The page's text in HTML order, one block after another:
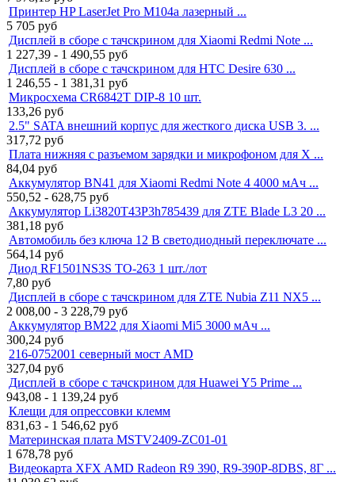
Принтер HP LaserJet Pro M104a лазерный ...
5 705 руб
Дисплей в сборе с тачскрином для Xiaomi Redmi Note ...
1 227,39 - 1 490,55 руб
Дисплей в сборе с тачскрином для HTC Desire 630 ...
1 246,55 - 1 381,31 руб
Микросхема CR6842T DIP-8 10 шт.
133,26 руб
2.5" SATA внешний корпус для жесткого диска USB 3. ...
317,72 руб
Плата нижняя с разъемом зарядки и микрофоном для X ...
84,04 руб
Аккумулятор BN41 для Xiaomi Redmi Note 4 4000 мАч ...
550,52 - 628,75 руб
Аккумулятор Li3820T43P3h785439 для ZTE Blade L3 20 ...
381,18 руб
Автомобиль без ключа 12 В светодиодный переключате ...
564,14 руб
Диод RF1501NS3S TO-263 1 шт./лот
7,80 руб
Дисплей в сборе с тачскрином для ZTE Nubia Z11 NX5 ...
2 008,00 - 3 228,79 руб
Аккумулятор BM22 для Xiaomi Mi5 3000 мАч ...
300,24 руб
216-0752001 северный мост AMD
327,04 руб
Дисплей в сборе с тачскрином для Huawei Y5 Prime ...
943,08 - 1 139,24 руб
Клещи для опрессовки клемм
831,63 - 1 546,62 руб
Материнская плата MSTV2409-ZC01-01
1 678,78 руб
Видеокарта XFX AMD Radeon R9 390, R9-390P-8DBS, 8Г ...